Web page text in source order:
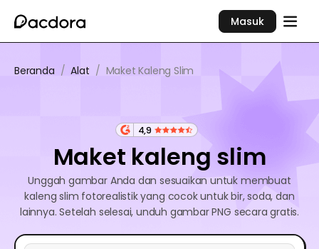
Masuk
Beranda / Alat / Maket Kaleng Slim
4,9
Maket kaleng slim
Unggah gambar Anda dan sesuaikan untuk membuat
kaleng slim fotorealistik yang cocok untuk bir, soda, dan
lainnya. Setelah selesai, unduh gambar PNG secara gratis.